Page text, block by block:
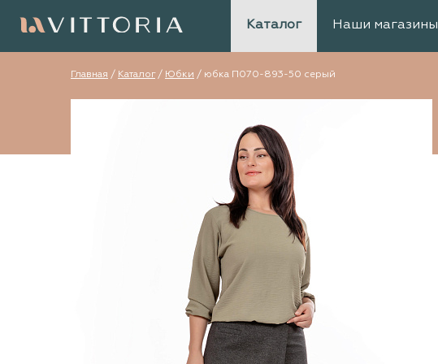
Каталог Наши магазины
Главная / Каталог/ Юбки / юбка П070-893-50 серый